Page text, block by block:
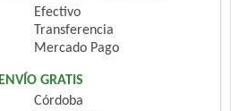
Efectivo
Transferencia
Mercado Pago
ENVÍO GRATIS
Córdoba